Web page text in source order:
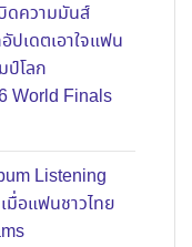
ดความมันส์
ปเดตเอาใจแฟน
ป์โลก
World Finals
Listening
มื่อแฟนชาวไทย